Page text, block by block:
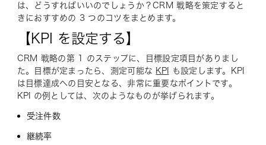
は、どうすればいいのでしょうか？CRM 戦略を策定すると
きにおすすめの 3 つのコツをまとめます。
【KPI を設定する】
CRM 戦略の第 1 のステップに、目標設定項目がありまし
た。目標が定まったら、測定可能な KPI
も設定します。KPI
は目標達成への目安となる、非常に重要なポイントです。
KPI の例としては、次のようなものが挙げられます。
受注件数
継続率